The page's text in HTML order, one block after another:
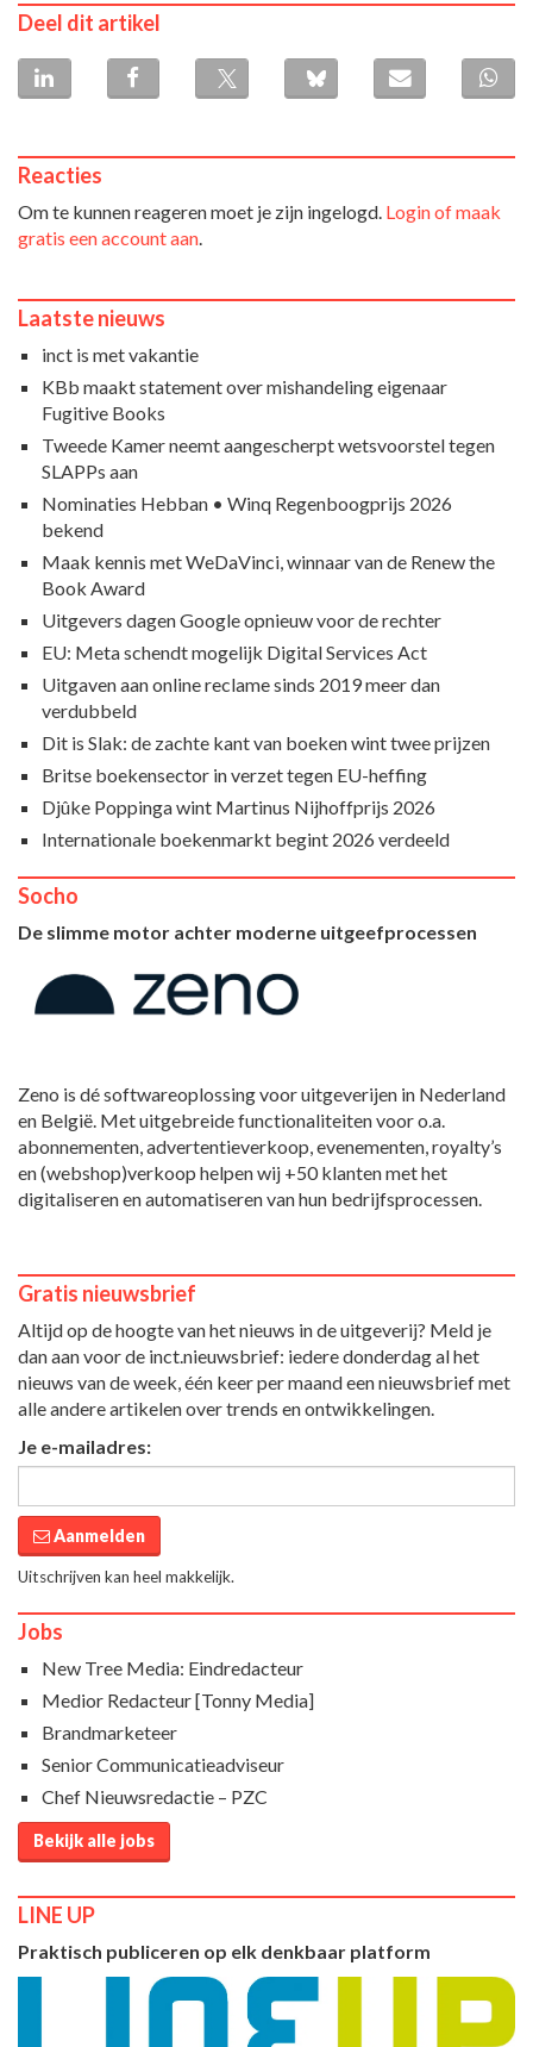
Deel dit artikel
Reacties
Om te kunnen reageren moet je zijn ingelogd. Login of maak
gratis een account aan
Laatste nieuws
inct is met vakantie
KBb maakt statement over mishandeling eigenaar
Fugitive Books
Tweede Kamer neemt aangescherpt wetsvoorstel tegen
SLAPPs aan
Nominaties Hebban • Winq Regenboogprijs 2026
bekend
Maak kennis met WeDaVinci, winnaar van de Renew the
Book Award
Uitgevers dagen Google opnieuw voor de rechter
EU: Meta schendt mogelijk Digital Services Act
Uitgaven aan online reclame sinds 2019 meer dan
verdubbeld
Dit is Slak: de zachte kant van boeken wint twee prijzen
Britse boekensector in verzet tegen EU-heffing
Djûke Poppinga wint Martinus Nijhoffprijs 2026
Internationale boekenmarkt begint 2026 verdeeld
Socho
De slimme motor achter moderne uitgeefprocessen
Zeno is dé softwareoplossing voor uitgeverijen in Nederland
en België. Met uitgebreide functionaliteiten voor o.a.
abonnementen, advertentieverkoop, evenementen, royalty’s
en (webshop)verkoop helpen wij +50 klanten met het
digitaliseren en automatiseren van hun bedrijfsprocessen.
Gratis nieuwsbrief
Altijd op de hoogte van het nieuws in de uitgeverij? Meld je
dan aan voor de inct.nieuwsbrief: iedere donderdag al het
nieuws van de week, één keer per maand een nieuwsbrief met
alle andere artikelen over trends en ontwikkelingen.
Je e-mailadres:
Aanmelden
Uitschrijven kan heel makkelijk.
Jobs
New Tree Media: Eindredacteur
Medior Redacteur [Tonny Media]
Brandmarketeer
Senior Communicatieadviseur
Chef Nieuwsredactie – PZC
Bekijk alle jobs
LINE UP
Praktisch publiceren op elk denkbaar platform